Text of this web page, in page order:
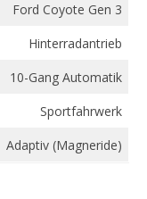
Ford Coyote Gen 3
Hinterradantrieb
10-Gang Automatik
Sportfahrwerk
Adaptiv (Magneride)